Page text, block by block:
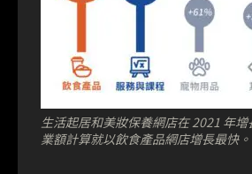
生活起居和美妝保養網店在 2021 年
業額計算就以飲食產品網店增長最快。